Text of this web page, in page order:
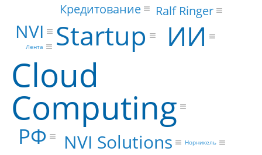
Cloud
Computing
ИИ
Startup
РФ NVI Solutions
NVI
Ralf Ringer
Кредитование
Норникель
Лента